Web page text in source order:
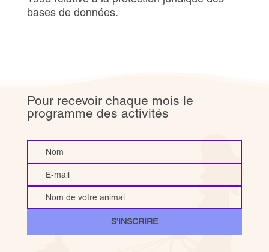
bases de données.
Pour recevoir chaque mois le
programme des activités
S'INSCRIRE